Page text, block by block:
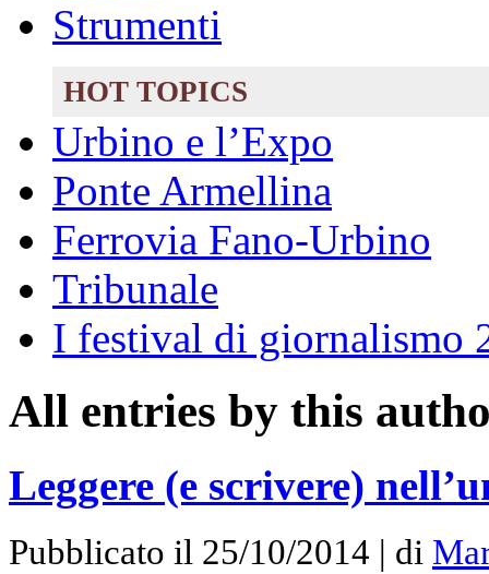
Strumenti
HOT TOPICS
Urbino e l’Expo
Ponte Armellina
Ferrovia Fano-Urbino
Tribunale
I festival di giornalismo
All entries by this
Leggere (e scrivere)
Pubblicato il 25/10/2014 | di